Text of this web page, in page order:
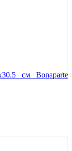
см Bonaparte